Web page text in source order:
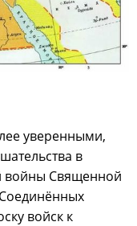
уверенными,
в
войны Священной
войск к